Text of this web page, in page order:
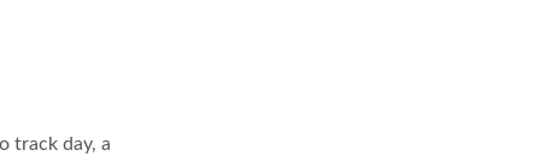
track day, a